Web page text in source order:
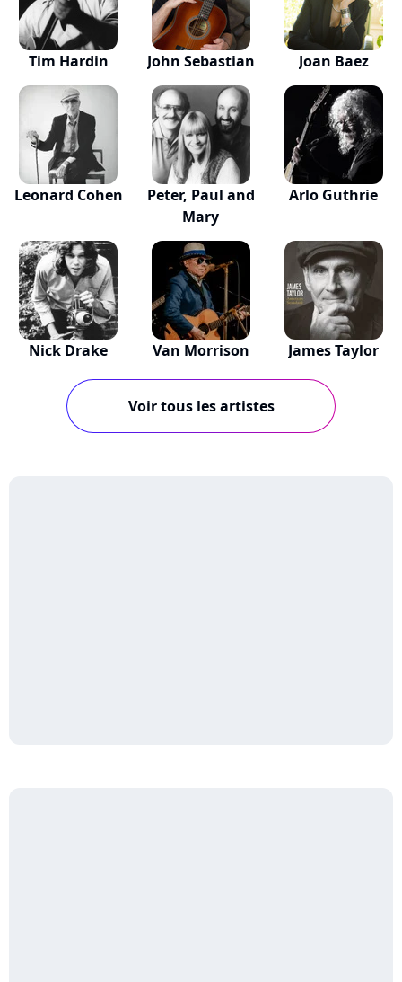
Tim Hardin John Sebastian Joan Baez
Leonard Cohen
Peter, Paul and
Mary
Arlo Guthrie
Nick Drake Van Morrison James Taylor
Voir tous les artistes